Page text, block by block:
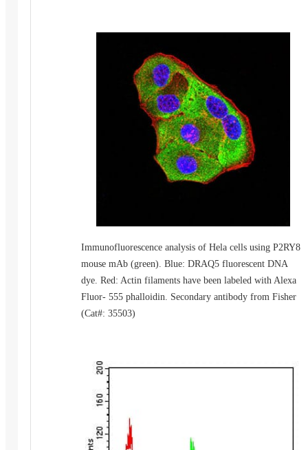
Immunofluorescence analysis of Hela cells using P2RY8
mouse mAb (green). Blue: DRAQ5 fluorescent DNA
dye. Red: Actin filaments have been labeled with Alexa
Fluor- 555 phalloidin. Secondary antibody from Fisher
(Cat#: 35503)